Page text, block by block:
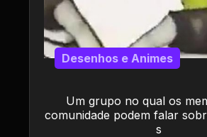
Um grupo no qual os
comunidade podem falar
s
Desenhos e Animes